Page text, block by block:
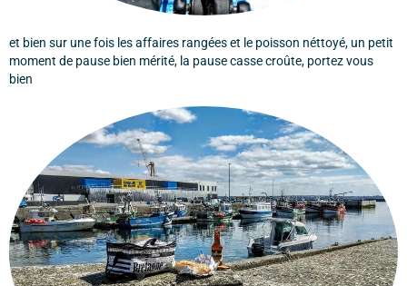
et bien sur une fois les affaires rangées et le poisson néttoyé, un petit
moment de pause bien mérité, la pause casse croûte, portez vous
bien